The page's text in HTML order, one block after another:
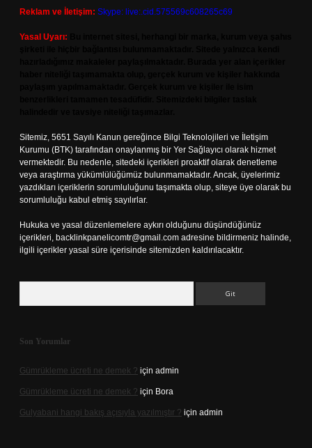
Reklam ve İletişim: Skype: live:.cid.575569c608265c69
Yasal Uyarı:
Sitemiz, 5651 Sayılı Kanun gereğince Bilgi Teknolojileri ve İletişim
Kurumu (BTK) tarafından onaylanmış bir Yer Sağlayıcı olarak hizmet
vermektedir. Bu nedenle, sitedeki içerikleri proaktif olarak denetleme
veya araştırma yükümlülüğümüz bulunmamaktadır. Ancak, üyelerimiz
yazdıkları içeriklerin sorumluluğunu taşımakta olup, siteye üye olarak bu
sorumluluğu kabul etmiş sayılırlar.
Hukuka ve yasal düzenlemelere aykırı olduğunu düşündüğünüz
içerikleri, backlinkpanelicomtr@gmail.com adresine bildirmeniz halinde,
ilgili içerikler yasal süre içerisinde sitemizden kaldırılacaktır.
Son Yorumlar
Gümrükleme ücreti ne demek ? için admin
Gümrükleme ücreti ne demek ? için Bora
Gulyabani hangi bakış açısıyla yazılmıştır ? için admin